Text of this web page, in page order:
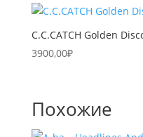
C.C.CATCH Golden
3900,00₽
Похожие